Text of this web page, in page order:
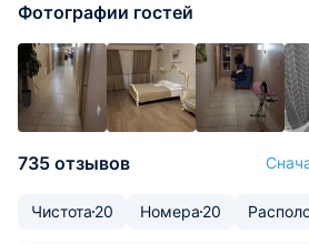
Фотографии гостей
735 отзывов
Чистота 20 Номера 20